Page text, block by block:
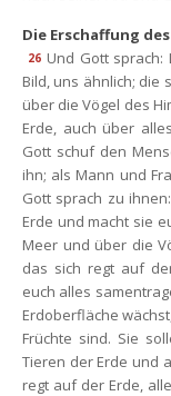
Die Erschaffung
26 Und Gott sprach:
Bild, uns ähnlich; die
über die Vögel des
Erde, auch über
Gott schuf den
ihn; als Mann und
Gott sprach zu
Erde und macht sie
Meer und über die
das sich regt auf
euch alles
Erdoberfläche
Früchte sind. Sie
Tieren der Erde und
regt auf der Erde,